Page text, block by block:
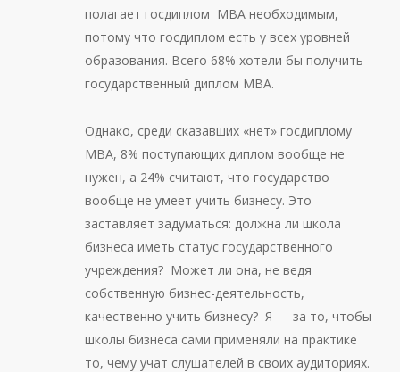
полагает госдиплом МВА необходимым,
потому что госдиплом есть у всех уровней
образования. Всего 68% хотели бы получить
государственный диплом МВА.
Однако, среди сказавших «нет» госдиплому
МВА, 8% поступающих диплом вообще не
нужен, а 24% считают, что государство
вообще не умеет учить бизнесу. Это
заставляет задуматься: должна ли школа
бизнеса иметь статус государственного
учреждения? Может ли она, не ведя
собственную бизнес-деятельность,
качественно учить бизнесу? Я — за то, чтобы
школы бизнеса сами применяли на практике
то, чему учат слушателей в своих аудиториях.